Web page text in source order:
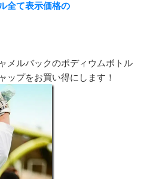
全て表示価格の
メルバックのポディウムボトル
ップをお買い得にします！